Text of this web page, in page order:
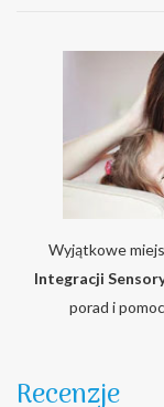
Wyjątkowe
Integracji
porad i
Recenzje